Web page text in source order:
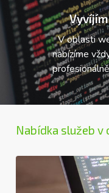
V oblasti
nabízíme
Nabídka služeb